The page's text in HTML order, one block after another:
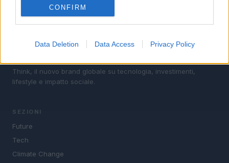
CONFIRM
Data Deletion Data Access Privacy Policy
Think, il nuovo brand globale su tecnologia, investimenti,
lifestyle e impatto sociale.
SEZIONI
Future
Tech
Climate Change